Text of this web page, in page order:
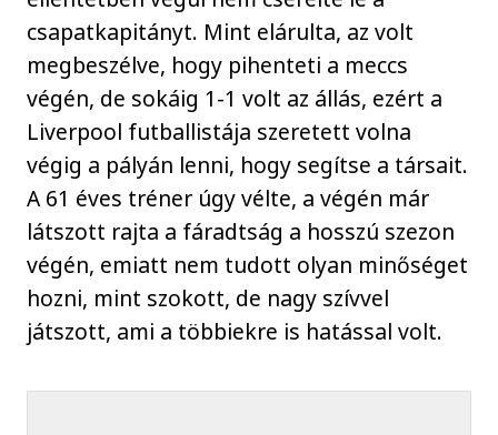
csapatkapitányt. Mint elárulta, az volt
megbeszélve, hogy pihenteti a meccs
végén, de sokáig 1-1 volt az állás, ezért a
Liverpool futballistája szeretett volna
végig a pályán lenni, hogy segítse a társait.
A 61 éves tréner úgy vélte, a végén már
látszott rajta a fáradtság a hosszú szezon
végén, emiatt nem tudott olyan minőséget
hozni, mint szokott, de nagy szívvel
játszott, ami a többiekre is hatással volt.